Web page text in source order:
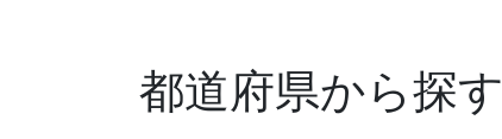
都道府県から探す